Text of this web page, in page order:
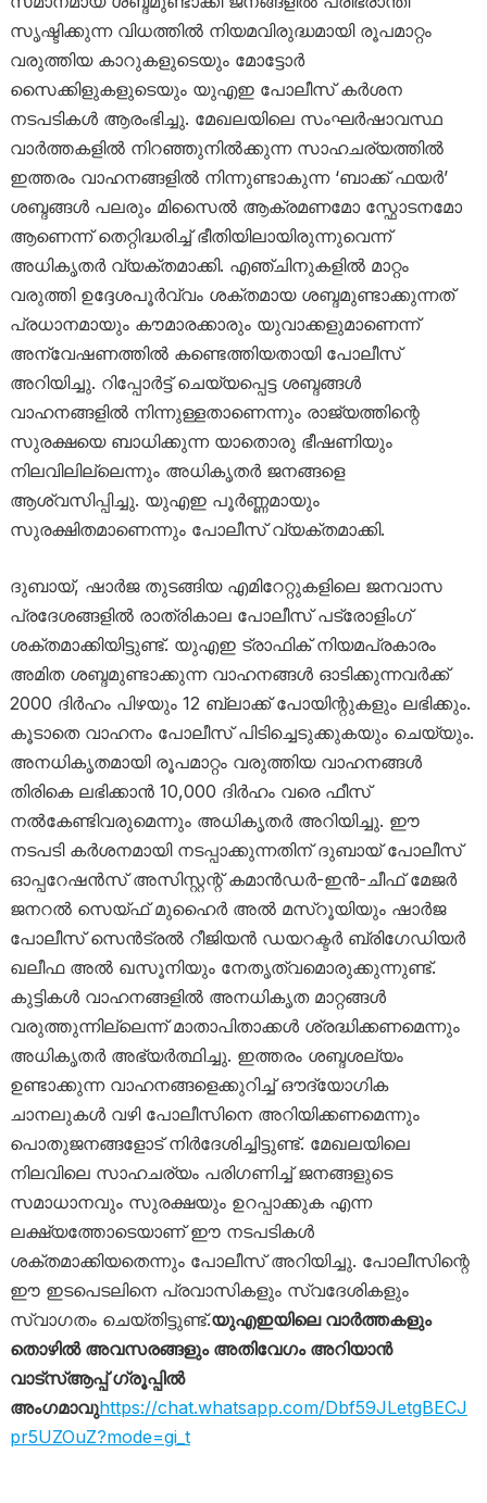
സൃഷ്ടിക്കുന്ന വിധത്തിൽ നിയമവിരുദ്ധമായി രൂപമാറ്റം
വരുത്തിയ കാറുകളുടെയും മോട്ടോർ
സൈക്കിളുകളുടെയും യുഎഇ പോലീസ് കർശന
നടപടികൾ ആരംഭിച്ചു. മേഖലയിലെ സംഘർഷാവസ്ഥ
വാർത്തകളിൽ നിറഞ്ഞുനിൽക്കുന്ന സാഹചര്യത്തിൽ
ഇത്തരം വാഹനങ്ങളിൽ നിന്നുണ്ടാകുന്ന ‘ബാക്ക് ഫയർ’
ശബ്ദങ്ങൾ പലരും മിസൈൽ ആക്രമണമോ സ്ഫോടനമോ
ആണെന്ന് തെറ്റിദ്ധരിച്ച് ഭീതിയിലായിരുന്നുവെന്ന്
അധികൃതർ വ്യക്തമാക്കി. എഞ്ചിനുകളിൽ മാറ്റം
വരുത്തി ഉദ്ദേശപൂർവ്വം ശക്തമായ ശബ്ദമുണ്ടാക്കുന്നത്
പ്രധാനമായും കൗമാരക്കാരും യുവാക്കളുമാണെന്ന്
അന്വേഷണത്തിൽ കണ്ടെത്തിയതായി പോലീസ്
അറിയിച്ചു. റിപ്പോർട്ട് ചെയ്യപ്പെട്ട ശബ്ദങ്ങൾ
വാഹനങ്ങളിൽ നിന്നുള്ളതാണെന്നും രാജ്യത്തിന്റെ
സുരക്ഷയെ ബാധിക്കുന്ന യാതൊരു ഭീഷണിയും
നിലവിലില്ലെന്നും അധികൃതർ ജനങ്ങളെ
ആശ്വസിപ്പിച്ചു. യുഎഇ പൂർണ്ണമായും
സുരക്ഷിതമാണെന്നും പോലീസ് വ്യക്തമാക്കി.
ദുബായ്, ഷാർജ തുടങ്ങിയ എമിറേറ്റുകളിലെ ജനവാസ
പ്രദേശങ്ങളിൽ രാത്രികാല പോലീസ് പട്രോളിംഗ്
ശക്തമാക്കിയിട്ടുണ്ട്. യുഎഇ ട്രാഫിക് നിയമപ്രകാരം
അമിത ശബ്ദമുണ്ടാക്കുന്ന വാഹനങ്ങൾ ഓടിക്കുന്നവർക്ക്
2000 ദിർഹം പിഴയും 12 ബ്ലാക്ക് പോയിന്റുകളും ലഭിക്കും.
കൂടാതെ വാഹനം പോലീസ് പിടിച്ചെടുക്കുകയും ചെയ്യും.
അനധികൃതമായി രൂപമാറ്റം വരുത്തിയ വാഹനങ്ങൾ
തിരികെ ലഭിക്കാൻ 10,000 ദിർഹം വരെ ഫീസ്
നൽകേണ്ടിവരുമെന്നും അധികൃതർ അറിയിച്ചു. ഈ
നടപടി കർശനമായി നടപ്പാക്കുന്നതിന് ദുബായ് പോലീസ്
ഓപ്പറേഷൻസ് അസിസ്റ്റന്റ് കമാൻഡർ-ഇൻ-ചീഫ് മേജർ
ജനറൽ സെയ്ഫ് മുഹൈർ അൽ മസ്‌റൂയിയും ഷാർജ
പോലീസ് സെൻട്രൽ റീജിയൻ ഡയറക്ടർ ബ്രിഗേഡിയർ
ഖലീഫ അൽ ഖസൂനിയും നേതൃത്വമൊരുക്കുന്നുണ്ട്.
കുട്ടികൾ വാഹനങ്ങളിൽ അനധികൃത മാറ്റങ്ങൾ
വരുത്തുന്നില്ലെന്ന് മാതാപിതാക്കൾ ശ്രദ്ധിക്കണമെന്നും
അധികൃതർ അഭ്യർത്ഥിച്ചു. ഇത്തരം ശബ്ദശല്യം
ഉണ്ടാക്കുന്ന വാഹനങ്ങളെക്കുറിച്ച് ഔദ്യോഗിക
ചാനലുകൾ വഴി പോലീസിനെ അറിയിക്കണമെന്നും
പൊതുജനങ്ങളോട് നിർദേശിച്ചിട്ടുണ്ട്. മേഖലയിലെ
നിലവിലെ സാഹചര്യം പരിഗണിച്ച് ജനങ്ങളുടെ
സമാധാനവും സുരക്ഷയും ഉറപ്പാക്കുക എന്ന
ലക്ഷ്യത്തോടെയാണ് ഈ നടപടികൾ
ശക്തമാക്കിയതെന്നും പോലീസ് അറിയിച്ചു. പോലീസിന്റെ
ഈ ഇടപെടലിനെ പ്രവാസികളും സ്വദേശികളും
സ്വാഗതം ചെയ്തിട്ടുണ്ട്.യുഎഇയിലെ വാർത്തകളും
തൊഴിൽ അവസരങ്ങളും അതിവേഗം അറിയാൻ
വാട്സ്ആപ്പ് ഗ്രൂപ്പിൽ
അംഗമാവുhttps://chat.whatsapp.com/Dbf59JLetgBECJ
pr5UZOuZ?mode=gi_t